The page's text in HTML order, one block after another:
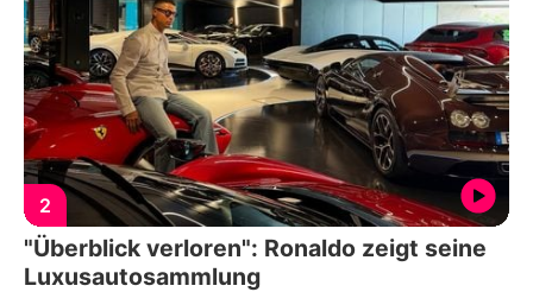
2
"Überblick verloren": Ronaldo zeigt seine
Luxusautosammlung